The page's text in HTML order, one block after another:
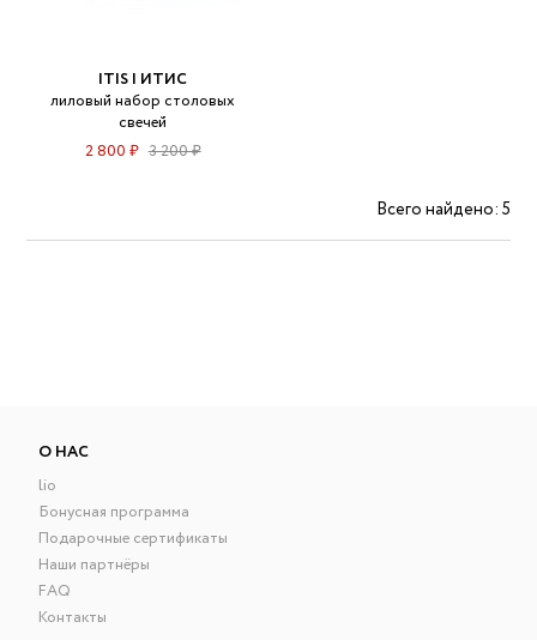
ITIS | ИТИС
лиловый набор столовых
свечей
2 800 ₽ 3 200 ₽
Всего найдено: 5
О НАС
lio
Бонусная программа
Подарочные сертификаты
Наши партнёры
FAQ
Контакты